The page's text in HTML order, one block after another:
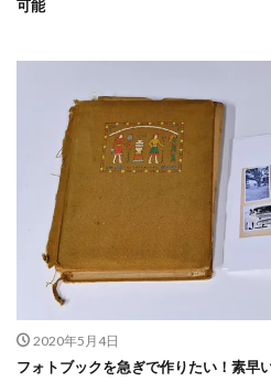
可能
2020年5月4日
フォトブックを急ぎで作りたい！素早